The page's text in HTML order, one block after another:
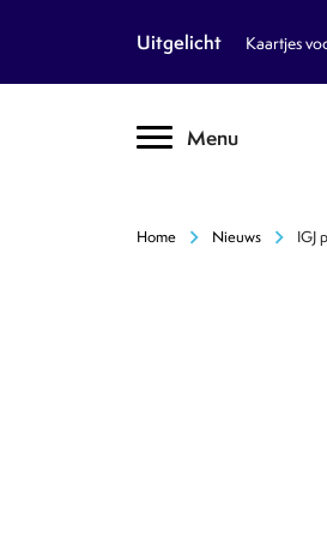
Uitgelicht Kaartjes
Menu
Nieuws
inventory_2 Dossiers
text_format Encyclopedie
Home chevron_right Nieuws chevron_right IGJ